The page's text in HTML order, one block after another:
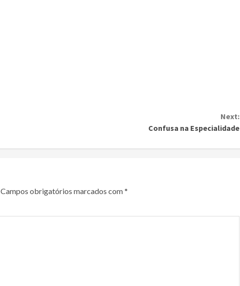
Next:
Confusa na Especialidade
Campos obrigatórios marcados com*